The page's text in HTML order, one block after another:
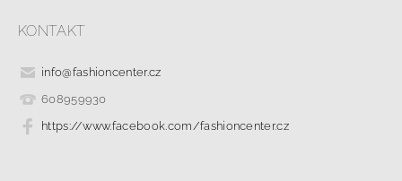
KONTAKT
info@fashioncenter.cz
608959930
https://www.facebook.com/fashioncenter.cz